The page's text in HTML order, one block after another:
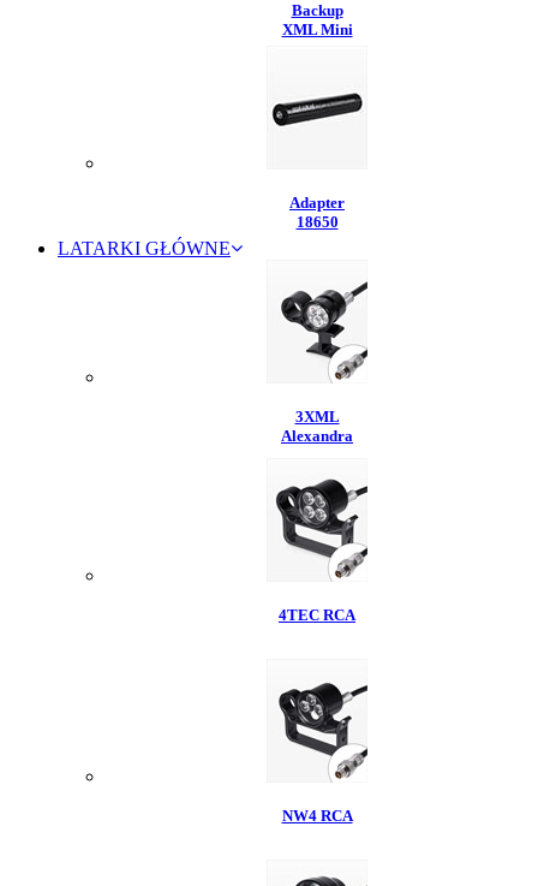
Backup
XML Mini
Adapter
18650
LATARKI GŁÓWNE
3XML
Alexandra
4TEC RCA
NW4 RCA